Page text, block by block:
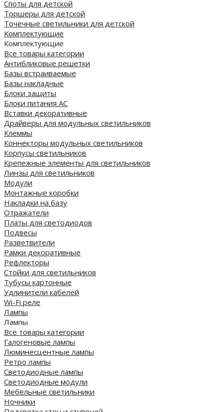
Споты для детской
Торшеры для детской
Точечные светильники для детской
Комплектующие
Комплектующие
Все товары категории
Антибликовые решетки
Базы встраиваемые
Базы накладные
Блоки защиты
Блоки питания AC
Вставки декоративные
Драйверы для модульных светильников
Клеммы
Коннекторы модульных светильников
Корпусы светильников
Крепежные элементы для светильников
Линзы для светильников
Модули
Монтажные коробки
Накладки на базу
Отражатели
Платы для светодиодов
Подвесы
Разветвители
Рамки декоративные
Рефлекторы
Стойки для светильников
Тубусы картонные
Удлинители кабелей
Wi-Fi реле
Лампы
Лампы
Все товары категории
Галогеновые лампы
Люминесцентные лампы
Ретро лампы
Светодиодные лампы
Светодиодные модули
Мебельные светильники
Ночники